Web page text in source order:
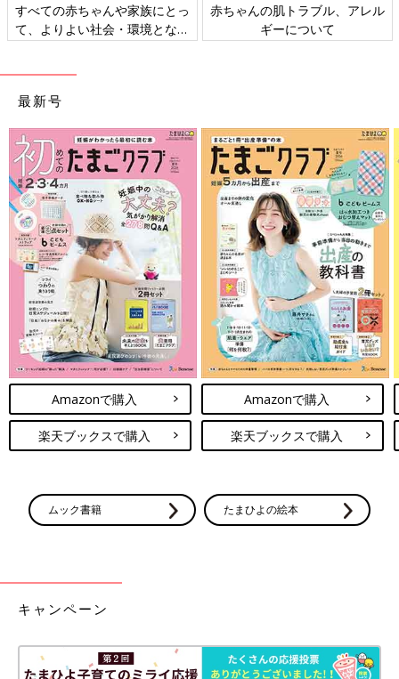
変わるのだそう。こうして、目に見える形でリサイクルされると
子どもにも説明しやすいですね。新しい節目を迎えるこれからの
シーズン、簡単にできるリサイクルから始めてみませんか？
▼「ハッピーりぼーん」キャンペーンサイトはコチラ
発表会会場では、「ハッピーりぼーん」のCMに出演している大
人気の横山だいすけお兄さんも登場。元気な子どもたちがそれぞ
れ遊んだハッピーセットをボックスに入れて、上手におもちゃと
さようならをしていました。子どものエコ教育の一歩になれば嬉
しいですね。（文・中島博子）
関連記事：だいすけお兄さんが初告白！『おかあさんといっし
ょ』爆笑エピソード
ちゃんや家族にとっ
い社会・環境となる
赤ちゃんの肌トラブル、アレル
ギーについて
妊娠・育
最新号
Amazonで購入
楽天ブックスで購入
Amazonで購入
楽天ブックスで購入
ムック書籍 たまひよの絵本
キャンペーン